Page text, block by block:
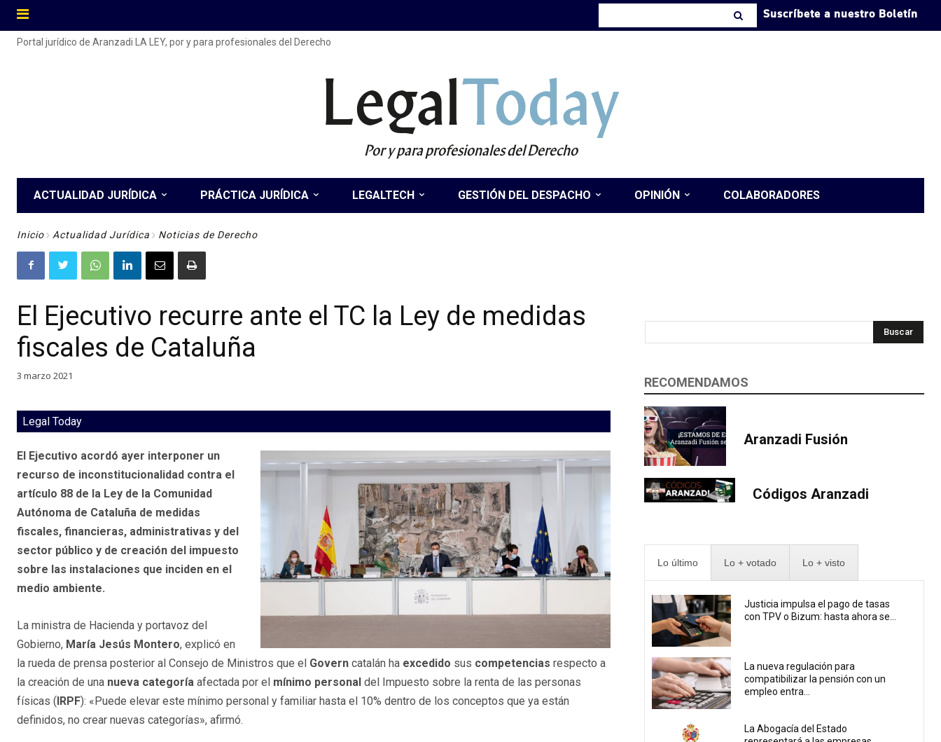
Suscríbete a nuestro Boletín
Portal jurídico de Aranzadi LA LEY, por y para profesionales del Derecho
LegalToday
Por y para profesionales del Derecho
ACTUALIDAD JURÍDICA PRÁCTICA JURÍDICA LEGALTECH GESTIÓN DEL DESPACHO OPINIÓN COLABORADORES
Inicio Actualidad Jurídica Noticias de Derecho
El Ejecutivo recurre ante el TC la Ley de medidas
fiscales de Cataluña
3 marzo 2021
Legal Today
El Ejecutivo acordó ayer interponer un
recurso de inconstitucionalidad contra el
artículo 88 de la Ley de la Comunidad
Autónoma de Cataluña de medidas
fiscales, financieras, administrativas y del
sector público y de creación del impuesto
sobre las instalaciones que inciden en el
medio ambiente.
La ministra de Hacienda y portavoz del
Gobierno, María Jesús Montero, explicó en
la rueda de prensa posterior al Consejo de Ministros que el Govern catalán ha excedido sus competencias respecto a
la creación de una nueva categoría afectada por el mínimo personal del Impuesto sobre la renta de las personas
físicas ( IRPF): «Puede elevar este mínimo personal y familiar hasta el 10% dentro de los conceptos que ya están
definidos, no crear nuevas categorías», afirmó.
Buscar
RECOMENDAMOS
Aranzadi Fusión
Códigos Aranzadi
Lo último Lo + votado Lo + visto
Justicia impulsa el pago de tasas
con TPV o Bizum: hasta ahora se...
La nueva regulación para
compatibilizar la pensión con un
empleo entra...
La Abogacía del Estado